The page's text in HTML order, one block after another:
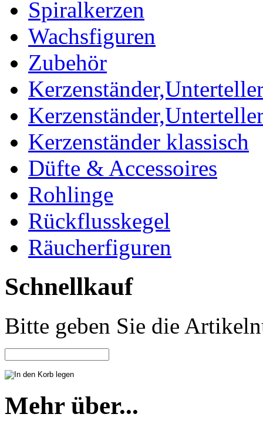
Spiralkerzen
Wachsfiguren
Zubehör
Kerzenständer klassisch
Düfte & Accessoires
Rohlinge
Rückflusskegel
Räucherfiguren
Schnellkauf
Bitte geben Sie die
Mehr über...